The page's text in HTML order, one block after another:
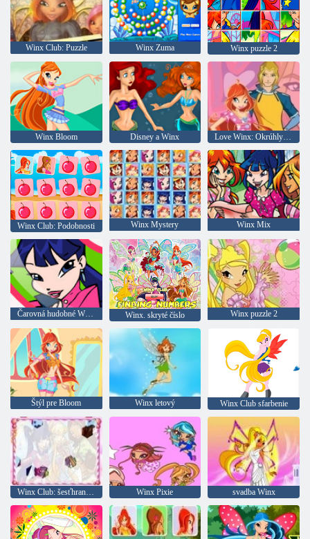
Winx Club: Puzzle Winx Zuma Winx puzzle 2
Winx Bloom Disney a Winx Love Winx: Okrúhly puzzle - Šťastný Valentína
Winx Club: Podobnosti Winx Mystery Winx Mix
Čarovná hudobné Winx Winx. skryté číslo Winx puzzle 2
Štýl pre Bloom Winx letový Winx Club sfarbenie
Winx Club: šesťhran puzzle Winx Pixie svadba Winx